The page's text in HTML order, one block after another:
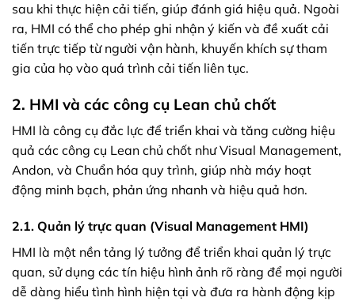
sau khi thực hiện cải tiến, giúp đánh giá hiệu quả. Ngoài
ra, HMI có thể cho phép ghi nhận ý kiến và đề xuất cải
tiến trực tiếp từ người vận hành, khuyến khích sự tham
gia của họ vào quá trình cải tiến liên tục.
2. HMI và các công cụ Lean chủ chốt
HMI là công cụ đắc lực để triển khai và tăng cường hiệu
quả các công cụ Lean chủ chốt như Visual Management,
Andon, và Chuẩn hóa quy trình, giúp nhà máy hoạt
động minh bạch, phản ứng nhanh và hiệu quả hơn.
2.1. Quản lý trực quan (Visual Management HMI)
HMI là một nền tảng lý tưởng để triển khai quản lý trực
quan, sử dụng các tín hiệu hình ảnh rõ ràng để mọi người
dễ dàng hiểu tình hình hiện tại và đưa ra hành động kịp